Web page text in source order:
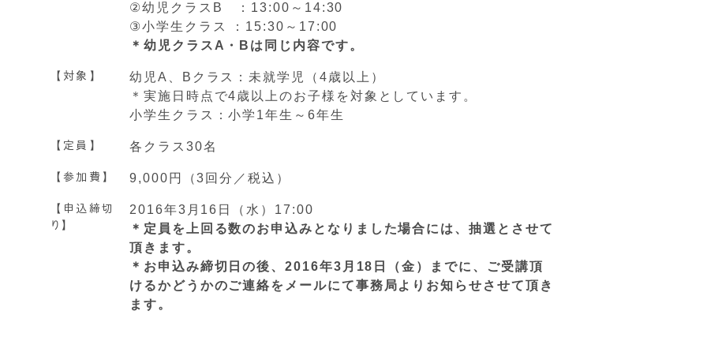
②幼児クラスB ：13:00～14:30
③小学生クラス ：15:30～17:00
＊幼児クラスA・Bは同じ内容です。
【対象】
幼児A、Bクラス：未就学児（4歳以上）
＊実施日時点で4歳以上のお子様を対象としています。
小学生クラス：小学1年生～6年生
【定員】 各クラス30名
【参加費】 9,000円（3回分／税込）
【申込締切
り】
2016年3月16日（水）17:00
＊定員を上回る数のお申込みとなりました場合には、抽選とさせて
頂きます。
＊お申込み締切日の後、2016年3月18日（金）までに、ご受講頂
けるかどうかのご連絡をメールにて事務局よりお知らせさせて頂き
ます。